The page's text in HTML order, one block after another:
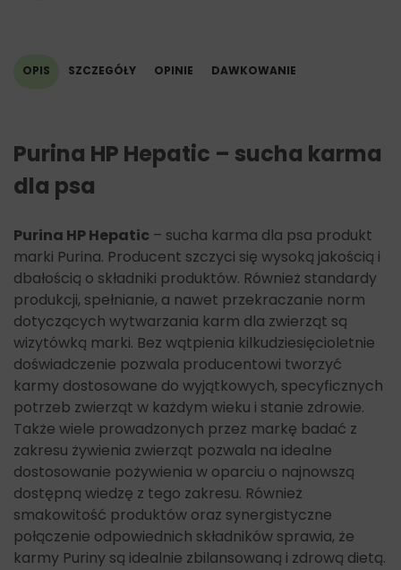
Witamina A 24 000 IU/kgWitamina D3 1 330 IU/kg Witamina
E 540 IU/kg Witamina C 140 mg/kg Bezwodny jodan wapnia
OPIS SZCZEGÓŁY OPINIE DAWKOWANIE
Purina HP Hepatic – sucha karma
dla psa
Purina HP Hepatic – sucha karma dla psa produkt
marki Purina. Producent szczyci się wysoką jakością i
dbałością o składniki produktów. Również standardy
produkcji, spełnianie, a nawet przekraczanie norm
dotyczących wytwarzania karm dla zwierząt są
wizytówką marki. Bez wątpienia kilkudziesięcioletnie
doświadczenie pozwala producentowi tworzyć
karmy dostosowane do wyjątkowych, specyficznych
potrzeb zwierząt w każdym wieku i stanie zdrowie.
Także wiele prowadzonych przez markę badać z
zakresu żywienia zwierząt pozwala na idealne
dostosowanie pożywienia w oparciu o najnowszą
dostępną wiedzę z tego zakresu. Również
smakowitość produktów oraz synergistyczne
połączenie odpowiednich składników sprawia, że
karmy Puriny są idealnie zbilansowaną i zdrową dietą.